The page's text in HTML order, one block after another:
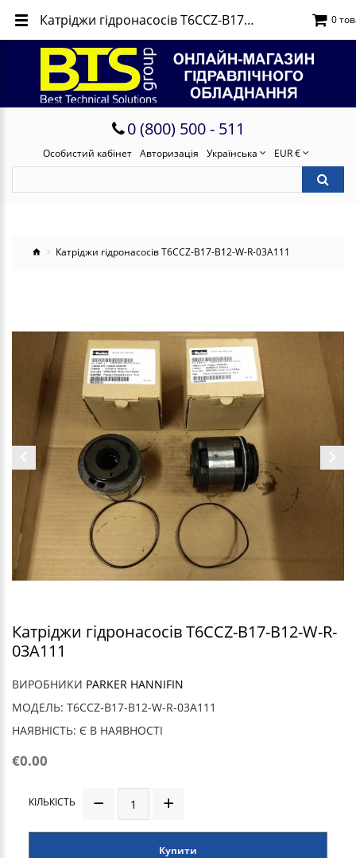
0 (800) 500 - 511
Особистий кабінет Авторизація Українська EUR €
0
Катріджи гідронасосів T6CCZ-B17-B12-W-R-03A111
Катріджи гідронасосів T6CCZ-B17-B12-W-R-
03A111
ВИРОБНИКИ PARKER HANNIFIN
МОДЕЛЬ: T6CCZ-B17-B12-W-R-03A111
НАЯВНІСТЬ: Є В НАЯВНОСТІ
€0.00
КІЛЬКІСТЬ
Купити
Катріджи гідронасосів T6CCZ-B17-B12-W-R-03A111